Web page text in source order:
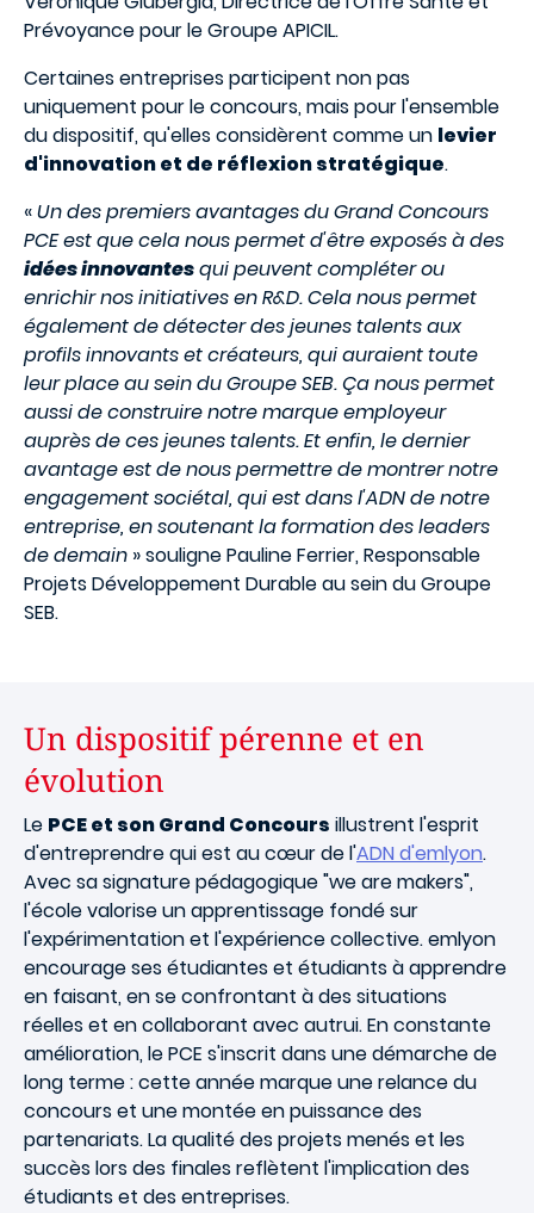
Prévoyance pour le Groupe APICIL.
Certaines entreprises participent non pas
uniquement pour le concours, mais pour l'ensemble
du dispositif, qu'elles considèrent comme un levier
d'innovation et de réflexion stratégique.
«Un des premiers avantages du Grand Concours
PCE est que cela nous permet d'être exposés à des
idées innovantesqui peuvent compléter ou
enrichir nos initiatives en R&D. Cela nous permet
également de détecter des jeunes talents aux
profils innovants et créateurs, qui auraient toute
leur place au sein du Groupe SEB. Ça nous permet
aussi de construire notre marque employeur
auprès de ces jeunes talents. Et enfin, le dernier
avantage est de nous permettre de montrer notre
engagement sociétal, qui est dans l'ADN de notre
entreprise, en soutenant la formation des leaders
de demain » souligne Pauline Ferrier, Responsable
Projets Développement Durable au sein du Groupe
SEB.
Un dispositif pérenne et en
évolution
Le PCE et son Grand Concours illustrent l'esprit
d'entreprendre qui est au cœur de l'ADN d'emlyon.
Avec sa signature pédagogique "we are makers",
l'école valorise un apprentissage fondé sur
l'expérimentation et l'expérience collective. emlyon
encourage ses étudiantes et étudiants à apprendre
en faisant, en se confrontant à des situations
réelles et en collaborant avec autrui. En constante
amélioration, le PCE s'inscrit dans une démarche de
long terme : cette année marque une relance du
concours et une montée en puissance des
partenariats. La qualité des projets menés et les
succès lors des finales reflètent l'implication des
étudiants et des entreprises.